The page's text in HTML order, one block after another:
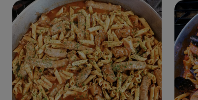
produit
a
plusieurs
variations.
Les
options
peuvent
être
choisies